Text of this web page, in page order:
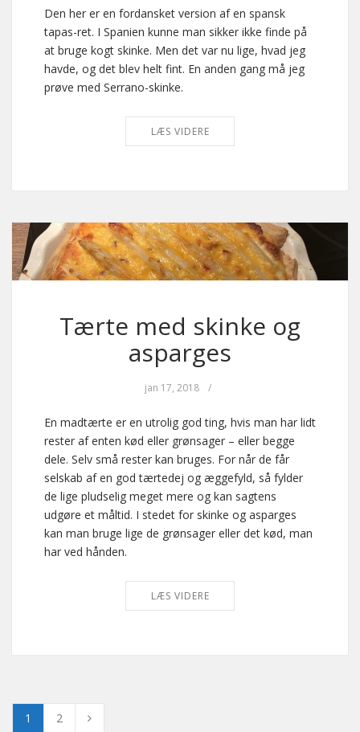
Den her er en fordansket version af en spansk
tapas-ret. I Spanien kunne man sikker ikke finde på
at bruge kogt skinke. Men det var nu lige, hvad jeg
havde, og det blev helt fint. En anden gang må jeg
prøve med Serrano-skinke.
LÆS VIDERE
Tærte med skinke og
asparges
jan 17, 2018 /
En madtærte er en utrolig god ting, hvis man har lidt
rester af enten kød eller grønsager – eller begge
dele. Selv små rester kan bruges. For når de får
selskab af en god tærtedej og æggefyld, så fylder
de lige pludselig meget mere og kan sagtens
udgøre et måltid. I stedet for skinke og asparges
kan man bruge lige de grønsager eller det kød, man
har ved hånden.
LÆS VIDERE
1 2